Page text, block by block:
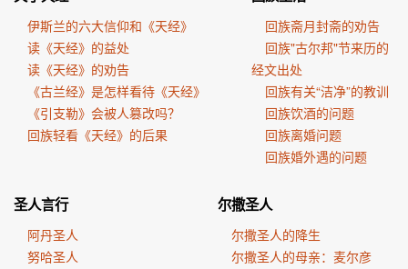
伊斯兰的六大信仰和《天经》
读《天经》的益处
读《天经》的劝告
《古兰经》是怎样看待《天经》
《引支勒》会被人篡改吗？
回族轻看《天经》的后果
回族斋月封斋的劝告
回族"古尔邦"节来历的
经文出处
回族有关“洁净”的教训
回族饮酒的问题
回族离婚问题
回族婚外遇的问题
圣人言行
阿丹圣人
努哈圣人
尔撒圣人
尔撒圣人的降生
尔撒圣人的母亲：麦尔彦